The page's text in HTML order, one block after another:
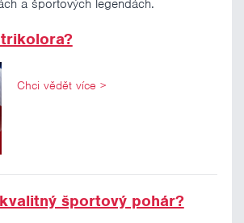
a športových legendách.
Chci vědět více >
športový pohár?